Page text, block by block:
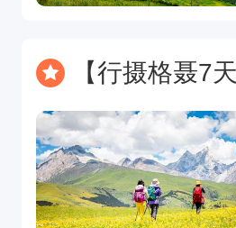
【行摄格聂7天】7月11-17日格